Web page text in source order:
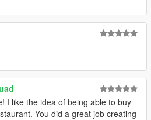
I like the idea of being able to buy
You did a great job creating